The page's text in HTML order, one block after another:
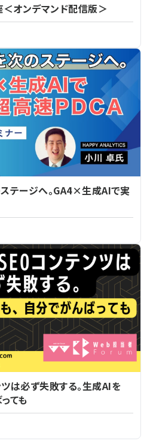
オンデマンド配信版＞
テージへ。GA4×生成AIで実
は必ず失敗する。生成AIを
ても